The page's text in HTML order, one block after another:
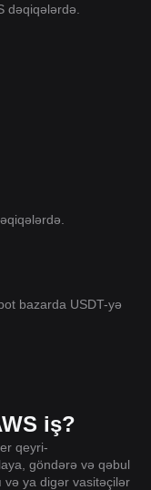
dəqiqələrdə.
bazarda USDT-yə
iş?
qeyri-
göndərə və qəbul
və ya digər vasitəçilər